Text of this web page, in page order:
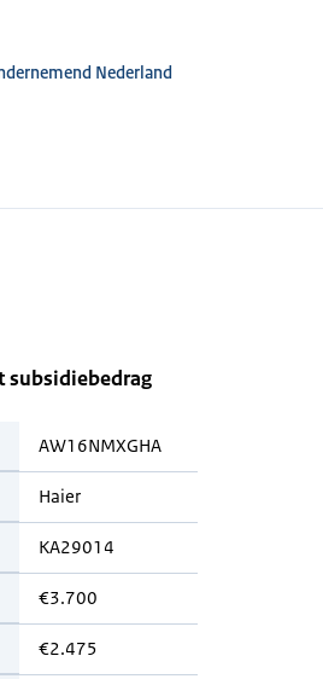
Nederland
subsidiebedrag
AW16NMXGHA
Haier
KA29014
€3.700
€2.475